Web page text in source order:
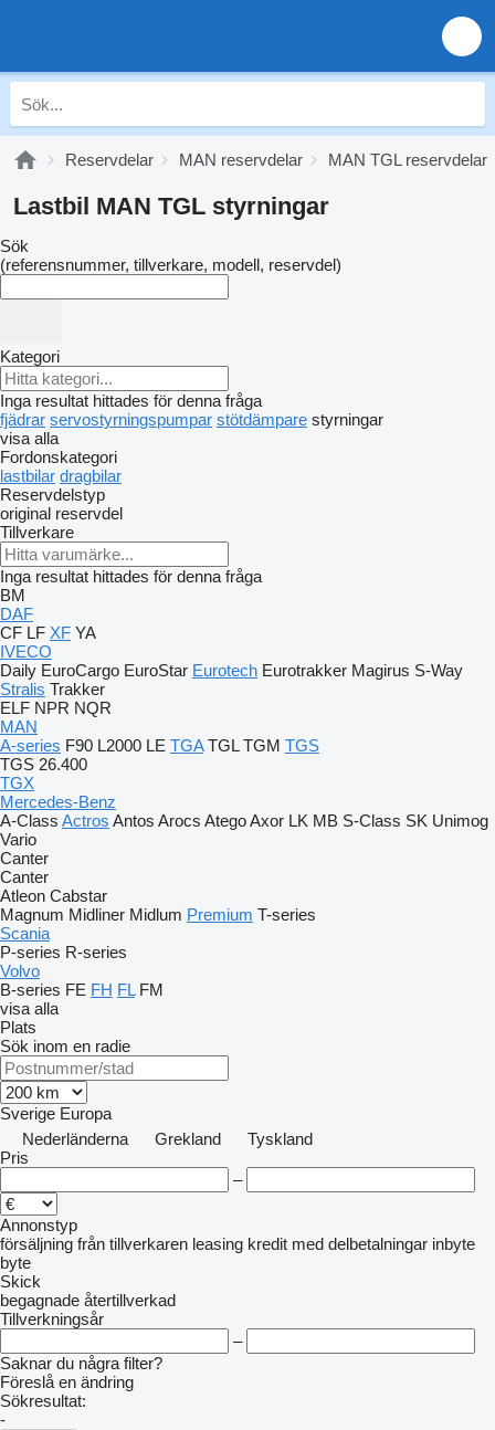
Reservdelar MAN reservdelar MAN TGL reservdelar
Lastbil MAN TGL styrningar
Sök
(referensnummer, tillverkare, modell, reservdel)
Kategori
Inga resultat hittades för denna fråga
fjädrar servostyrningspumpar stötdämpare styrningar
visa alla
Fordonskategori
lastbilar dragbilar
Reservdelstyp
original reservdel
Tillverkare
Inga resultat hittades för denna fråga
BM
DAF
CF LF XF YA
IVECO
Daily EuroCargo EuroStar Eurotech Eurotrakker Magirus S-Way
Stralis Trakker
ELF NPR NQR
MAN
A-series F90 L2000 LE TGA TGL TGM TGS
TGS 26.400
TGX
Mercedes-Benz
A-Class Actros Antos Arocs AtegoAxor LK MB S-Class SK Unimog
Vario
Canter
Canter
Atleon Cabstar
Magnum Midliner Midlum Premium T-series
Scania
P-series R-series
Volvo
B-series FE FH FL FM
visa alla
Plats
Sök inom en radie
Sverige Europa
Nederländerna
Grekland
Tyskland
Pris
–
Annonstyp
försäljning från tillverkaren leasing kredit med delbetalningar inbyte
byte
Skick
begagnade återtillverkad
Tillverkningsår
–
Saknar du några filter?
Föreslå en ändring
Sökresultat:
-